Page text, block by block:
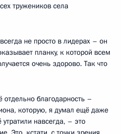
тружеников села
не просто в лидерах – он
планку, к которой всем
очень здорово. Так что
благодарность –
которую, я думал ещё даже
навсегда, – это